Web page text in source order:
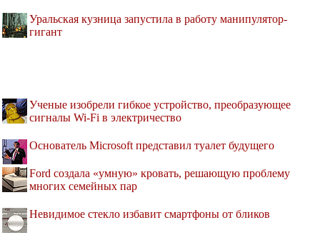
Уральская кузница запустила в работу манипулятор-
гигант
Ученые изобрели гибкое устройство, преобразующее
сигналы Wi-Fi в электричество
Основатель Microsoft представил туалет будущего
Ford создала «умную» кровать, решающую проблему
многих семейных пар
Невидимое стекло избавит смартфоны от бликов